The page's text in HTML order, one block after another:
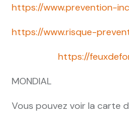
https://www.prevention-
https://www.risque-
https://
MONDIAL
Vous pouvez voir la carte